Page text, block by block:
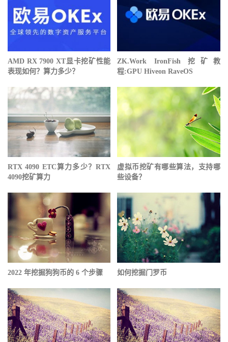
AMD RX 7900 XT显卡挖矿性能
表现如何？算力多少？
ZK.Work IronFish 挖矿教
程:GPU Hiveon RaveOS
RTX 4090 ETC算力多少？RTX
4090挖矿算力
虚拟币挖矿有哪些算法，支持哪
些设备？
2022 年挖掘狗狗币的 6 个步骤 如何挖掘门罗币